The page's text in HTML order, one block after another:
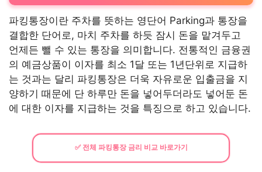
파킹통장이란 주차를 뜻하는 영단어 Parking과 통장을
결합한 단어로, 마치 주차를 하듯 잠시 돈을 맡겨두고
언제든 뺄 수 있는 통장을 의미합니다. 전통적인 금융권
의 예금상품이 이자를 최소 1달 또는 1년단위로 지급하
는 것과는 달리 파킹통장은 더욱 자유로운 입출금을 지
양하기 때문에 단 하루만 돈을 넣어두더라도 넣어둔 돈
에 대한 이자를 지급하는 것을 특징으로 하고 있습니다.
✅ 전체 파킹통장 금리 비교 바로가기